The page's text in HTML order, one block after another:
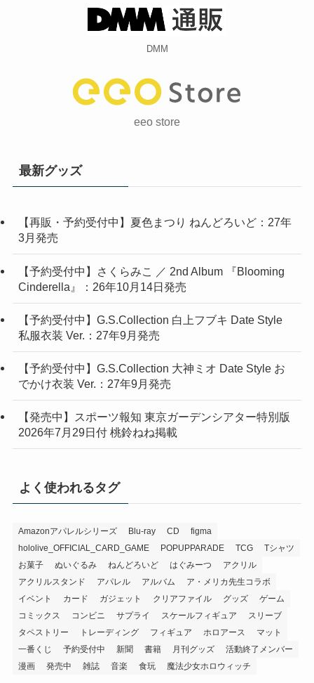
DMM
eeo store
最新グッズ
【再販・予約受付中】夏色まつり ねんどろいど：27年
3月発売
【予約受付中】さくらみこ ／ 2nd Album 『Blooming
Cinderella』：26年10月14日発売
【予約受付中】G.S.Collection 白上フブキ Date Style
私服衣装 Ver.：27年9月発売
【予約受付中】G.S.Collection 大神ミオ Date Style お
でかけ衣装 Ver.：27年9月発売
【発売中】スポーツ報知 東京ガーデンシアター特別版
2026年7月29日付 桃鈴ねね掲載
よく使われるタグ
Amazonアパレルシリーズ Blu-ray CD
figma
hololive_OFFICIAL_CARD_GAME
POPUPPARADE TCG
Tシャツ
お菓子
ぬいぐるみ ねんどろいど はぐみーつ
アクリル
アクリルスタンド
アパレル アルバム
ア・メリカ先生コラボ
イベント
カード ガジェット クリアファイル グッズ
ゲーム
コミックス
コンビニ サプライ スケールフィギュア
スリーブ
タペストリー
トレーディング フィギュア ホロアース
マット
一番くじ
予約受付中 新聞 書籍 月刊グッズ
活動終了メンバー
漫画
発売中 雑誌 音楽 食玩 魔法少女ホロウィッチ